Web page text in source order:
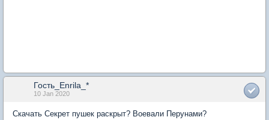
Гость_Enrila_*
10 Jan 2020
Скачать Секрет пушек раскрыт? Воевали Перунами?